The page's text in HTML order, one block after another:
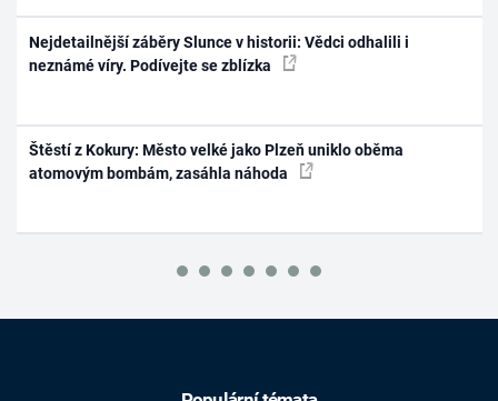
Nejdetailnější záběry Slunce v historii: Vědci odhalili i
neznámé víry. Podívejte se zblízka
Štěstí z Kokury: Město velké jako Plzeň uniklo oběma
atomovým bombám, zasáhla náhoda